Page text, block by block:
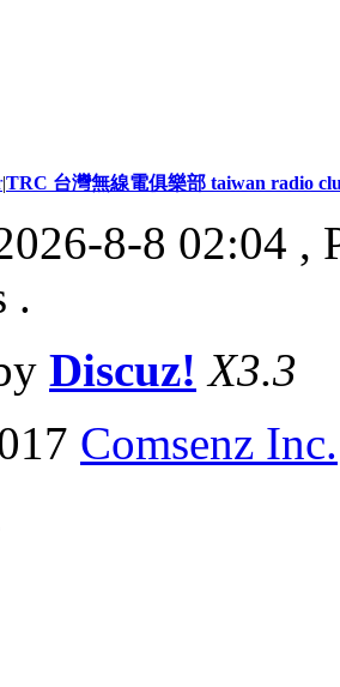
|TRC 台灣無線電俱樂部 taiwan radio
8-8 02:04 ,
.
Discuz! X3.3
Comsenz Inc.